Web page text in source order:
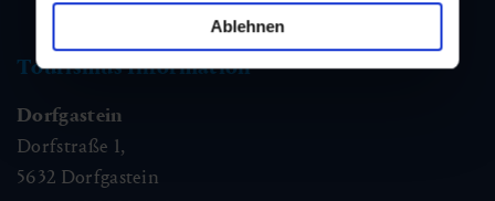
Ablehnen
Tourismus Information
Dorfgastein
Dorfstraße 1,
5632 Dorfgastein